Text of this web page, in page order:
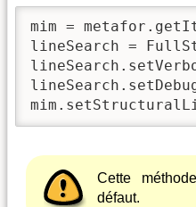
mim =
lineSearch =
Cette
défaut.